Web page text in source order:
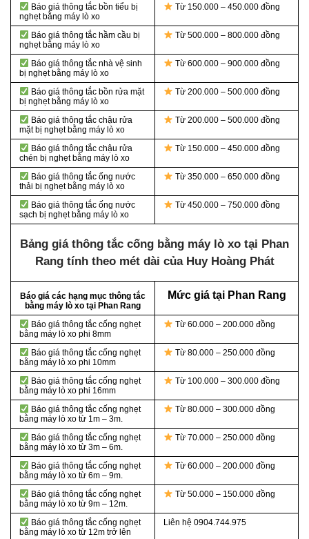
Báo giá thông tắc bồn tiểu bị
nghẹt bằng máy lò xo
Từ 150.000 – 450.000 đồng
Báo giá thông tắc hầm cầu bị
nghẹt bằng máy lò xo
Từ 500.000 – 800.000 đồng
Báo giá thông tắc nhà vệ sinh
bị nghẹt bằng máy lò xo
Từ 600.000 – 900.000 đồng
Báo giá thông tắc bồn rửa mặt
bị nghẹt bằng máy lò xo
Từ 200.000 – 500.000 đồng
Báo giá thông tắc chậu rửa
mặt bị nghẹt bằng máy lò xo
Từ 200.000 – 500.000 đồng
Báo giá thông tắc chậu rửa
chén bị nghẹt bằng máy lò xo
Từ 150.000 – 450.000 đồng
Báo giá thông tắc ống nước
thải bị nghẹt bằng máy lò xo
Từ 350.000 – 650.000 đồng
Báo giá thông tắc ống nước
sạch bị nghẹt bằng máy lò xo
Từ 450.000 – 750.000 đồng
Bảng giá thông tắc cống bằng máy lò xo tại Phan
Rang tính theo mét dài của Huy Hoàng Phát
Báo giá các hạng mục thông tắc
bằng máy lò xo tại Phan Rang
Mức giá tại Phan Rang
Báo giá thông tắc cống nghẹt
bằng máy lò xo phi 8mm
Từ 60.000 – 200.000 đồng
Báo giá thông tắc cống nghẹt
bằng máy lò xo phi 10mm
Từ 80.000 – 250.000 đồng
Báo giá thông tắc cống nghẹt
bằng máy lò xo phi 16mm
Từ 100.000 – 300.000 đồng
Báo giá thông tắc cống nghẹt
bằng máy lò xo từ 1m – 3m.
Từ 80.000 – 300.000 đồng
Báo giá thông tắc cống nghẹt
bằng máy lò xo từ 3m – 6m.
Từ 70.000 – 250.000 đồng
Báo giá thông tắc cống nghẹt
bằng máy lò xo từ 6m – 9m.
Từ 60.000 – 200.000 đồng
Báo giá thông tắc cống nghẹt
bằng máy lò xo từ 9m – 12m.
Từ 50.000 – 150.000 đồng
Báo giá thông tắc cống nghẹt
bằng máy lò xo từ 12m trở lên
Liên hệ 0904.744.975